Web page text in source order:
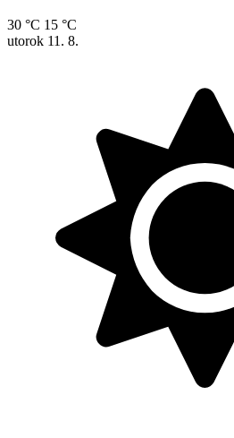
30 °C 15 °C
utorok 11. 8.